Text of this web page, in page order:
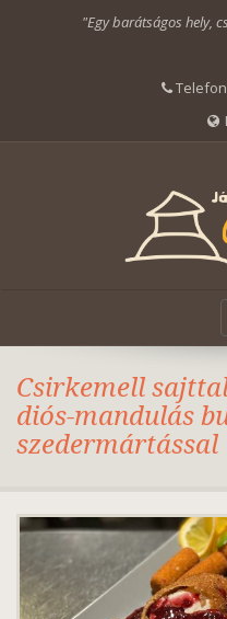
"Egy barátságos hely,
Csirkemell
diós-mandulás
szedermártással